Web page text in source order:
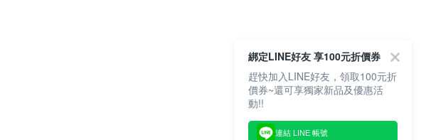
綁定LINE好友 享100元折價券
趕快加入LINE好友，領取100元折
價券~還可享獨家新品及優惠活
動!!
連結 LINE 帳號